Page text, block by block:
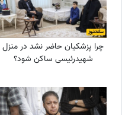
چرا پزشکیان حاضر نشد در منزل
شهیدرئیسی ساکن شود؟